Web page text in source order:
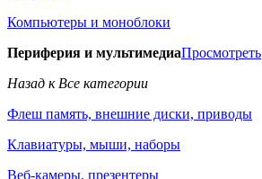
Компьютеры и моноблоки
Периферия и мультимедиаПросмотреть
Назад к Все категории
Флеш память, внешние диски, приводы
Клавиатуры, мыши, наборы
Веб-камеры, презентеры